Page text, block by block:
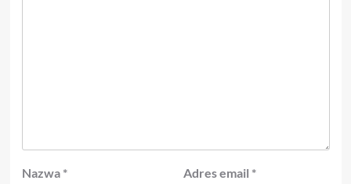
Nazwa * Adres email *